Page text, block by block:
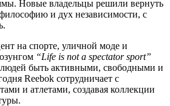
Новые владельцы решили вернуть
и дух независимости, с
на спорте, уличной моде и
“Life is not a spectator sport”
быть активными, свободными и
Reebok сотрудничает с
и атлетами, создавая коллекции